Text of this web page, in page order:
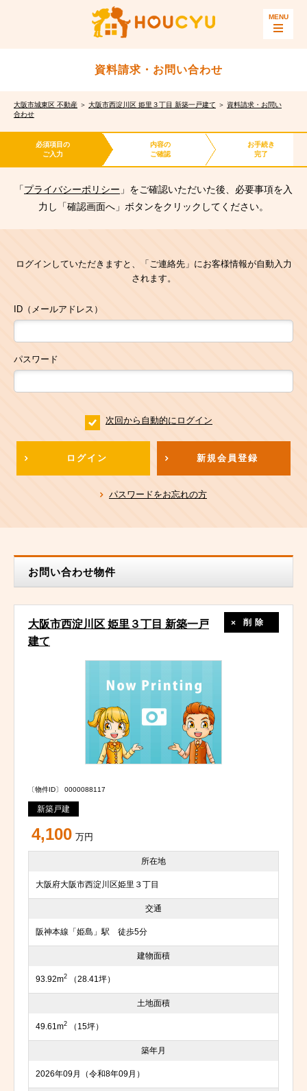
資料請求・お問い合わせ
大阪市城東区 不動産 ＞ 大阪市西淀川区 姫里３丁目 新築一戸建て ＞ 資料請求・お問い
合わせ
必須項目の
ご入力
内容の
ご確認
お手続き
完了
「プライバシーポリシー 」をご確認いただいた後、必要事項を入
力し「確認画面へ」ボタンをクリックしてください。
ログインしていただきますと、「ご連絡先」にお客様情報が自動入力
されます。
ID（メールアドレス）
パスワード
次回から自動的にログイン
ログイン 新規会員登録
パスワードをお忘れの方
お問い合わせ物件
大阪市西淀川区 姫里３丁目 新築一戸
建て
削除
〔物件ID〕 0000088117
新築戸建
4,100 万円
所在地
大阪府大阪市西淀川区姫里３丁目
交通
阪神本線「姫島」駅 徒歩5分
建物面積
93.92m2 （28.41坪）
土地面積
49.61m2 （15坪）
築年月
2026年09月（令和8年09月）